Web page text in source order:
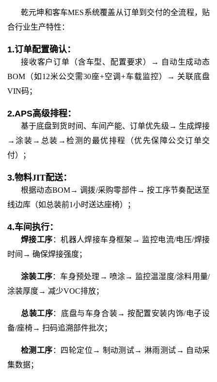
乾元坤和客车MES系统覆盖从订单到交付的全流程，贴
合行业生产特性：
1.订单配置确认：
接收客户订单（含车型、配置要求）
→ 自动生成动态
BOM（如12米公交需30座+空调+车载监控）→ 关联底盘
VIN码；
2.APS高级排程：
基于底盘到货时间、车间产能、订单优先级 → 生成焊接
→涂装→总装→检测的最优排程（优先保障公交订单交
付）；
3.物料JIT配送：
根据动态BOM→ 调拨/采购零部件→ 按工序节奏配送至
线边库（如总装前1小时送达座椅）；
4.车间执行：
焊接工序 ：机器人焊接车身框架 → 监控电流/电压/焊接
时间→ 确保焊接强度；
涂装工序：车身预处理 → 喷涂→ 监控温湿度/涂料用量/
涂装厚度→ 减少VOC排放；
总装工序：底盘与车身合装→ 按配置安装内饰/电子设
备/座椅→ 扫码追溯部件批次；
检测工序 ：四轮定位 → 制动测试→ 淋雨测试→ 自动采
集数据；